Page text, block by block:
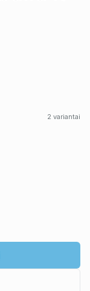
2 variantai